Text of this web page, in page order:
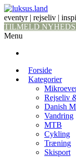
eventyr | rejseliv |
TILMELD
Menu
Forside
Kategorier
Rejseliv
Danish
Vandring
MTB
Cykling
Træning
Skisport